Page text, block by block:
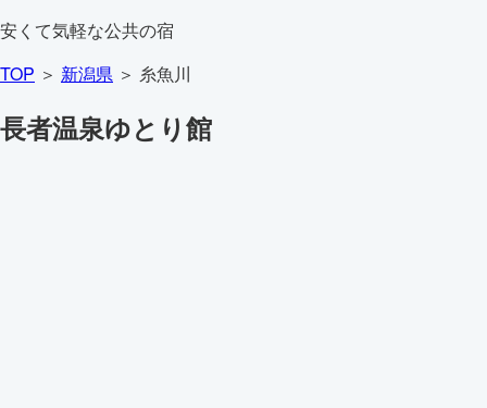
安くて気軽な公共の宿
TOP ＞ 新潟県 ＞ 糸魚川
長者温泉ゆとり館